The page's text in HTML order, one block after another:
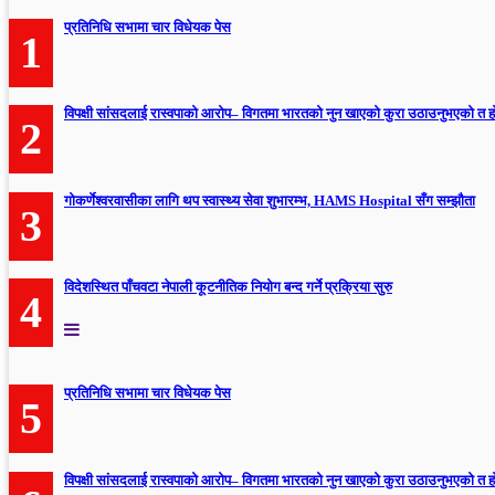
1
प्रतिनिधि सभामा चार विधेयक पेस
2
विपक्षी सांसदलाई रास्वपाको आरोप– विगतमा भारतको नुन खाएको कुरा उठाउनुभएको त
3
गोकर्णेश्वरवासीका लागि थप स्वास्थ्य सेवा शुभारम्भ, HAMS Hospital सँग सम्झौता
4
विदेशस्थित पाँचवटा नेपाली कूटनीतिक नियोग बन्द गर्ने प्रक्रिया सुरु
5
प्रतिनिधि सभामा चार विधेयक पेस
विपक्षी सांसदलाई रास्वपाको आरोप– विगतमा भारतको नुन खाएको कुरा उठाउनुभएको त